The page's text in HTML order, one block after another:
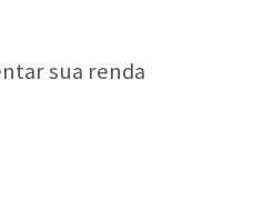
sua renda